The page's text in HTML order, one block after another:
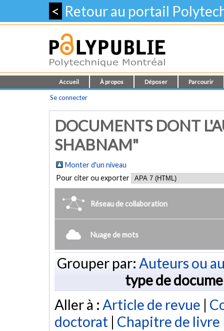
< Retour au portail
Accueil À propos Déposer Parcourir
Se connecter
DOCUMENTS DONT
SHABNAM"
Monter d'un niveau
Pour citer ou exporter
Réseau de collaboration
Nuage de mots
Grouper par: Auteurs ou
type de
Aller à : Article de revue |
doctorat | Chapitre de livre